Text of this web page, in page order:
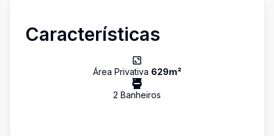
Características
Área Privativa 629m²
2 Banheiros